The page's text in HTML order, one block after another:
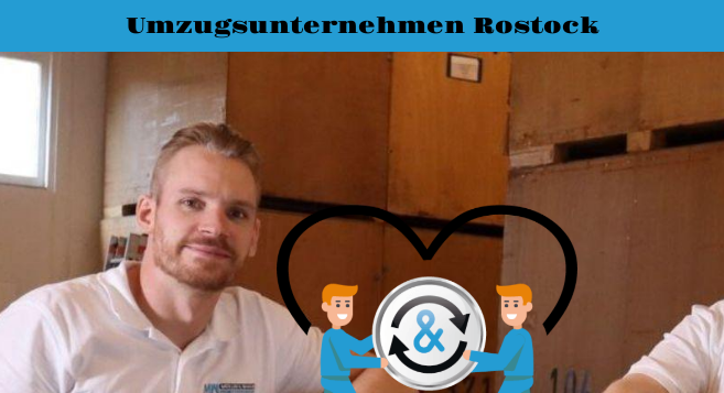
Umzugsunternehmen Rostock